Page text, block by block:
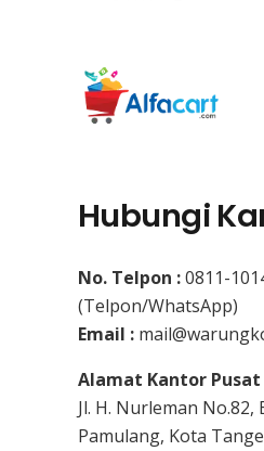
Hubungi
No. Telpon :0811-
(Telpon/WhatsApp)
Email :
Alamat Kantor Pusat
Jl. H. Nurleman No.82,
Pamulang, Kota